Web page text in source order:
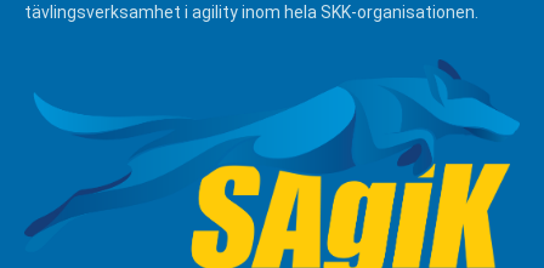
tävlingsverksamhet i agility inom hela SKK-organisationen.